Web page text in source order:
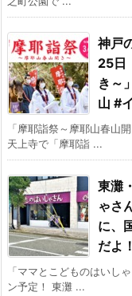
神戸
25日
き～
山 #
「摩耶詣祭～摩耶山春山
天上寺で「摩耶詣 ...
東灘
ゃさ
に、
だよ
「ママとこどものはい
ン予定！ 東灘 ...